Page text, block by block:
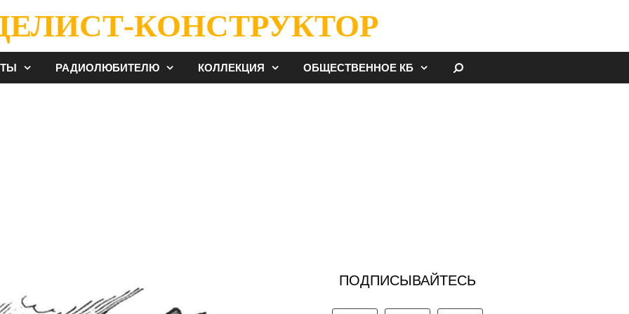
КОНСТРУКТОР
РАДИОЛЮБИТЕЛЮ КОЛЛЕКЦИЯ ОБЩЕСТВЕННОЕ КБ
ПОДПИСЫВАЙТЕСЬ